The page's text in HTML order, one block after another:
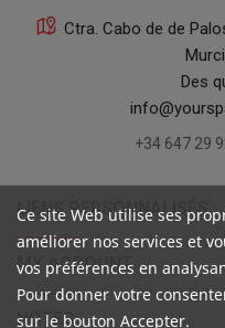
Ctra. Cabo de de
Des
+34 647 29
LIENS PERSONNALISÉS
MY ACCOUNT
NOTES
Ce site Web utilise ses
améliorer nos services et
vos préférences en
Pour donner votre
sur le bouton Accepter.